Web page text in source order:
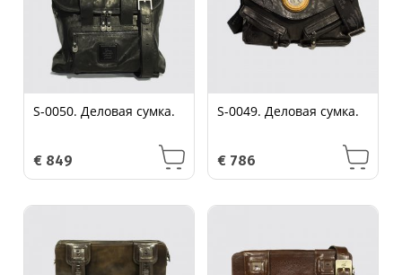
S-0050. Деловая сумка.
€ 849
S-0049. Деловая сумка.
€ 786